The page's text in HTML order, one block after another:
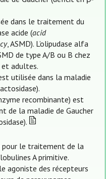
dans le traitement du
acide (acid
, ASMD). L’olipudase alfa
de type A/B ou B chez
adultes.
utilisée dans la maladie
recombinante) est
de la maladie de Gaucher
pour le traitement de la
A primitive.
agoniste des récepteurs